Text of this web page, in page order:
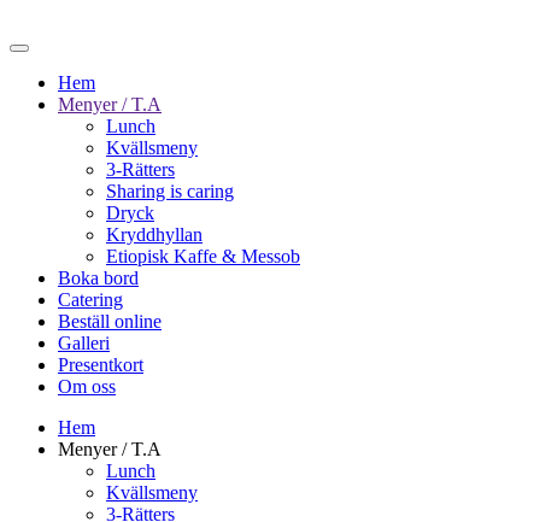
Hem
Menyer / T.A
Lunch
Kvällsmeny
3-Rätters
Sharing is caring
Dryck
Kryddhyllan
Etiopisk Kaffe & Messob
Boka bord
Catering
Beställ online
Galleri
Presentkort
Om oss
Hem
Menyer / T.A
Lunch
Kvällsmeny
3-Rätters